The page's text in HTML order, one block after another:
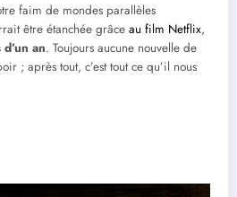
faim de mondes parallèles
être étanchée grâce au film Netflix,
an. Toujours aucune nouvelle de
; après tout, c’est tout ce qu’il nous